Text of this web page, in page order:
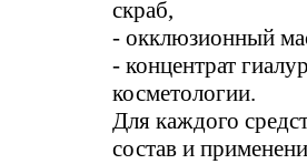
скраб,
- окклюзионный
- концентрат
косметологии.
Для каждого
состав и